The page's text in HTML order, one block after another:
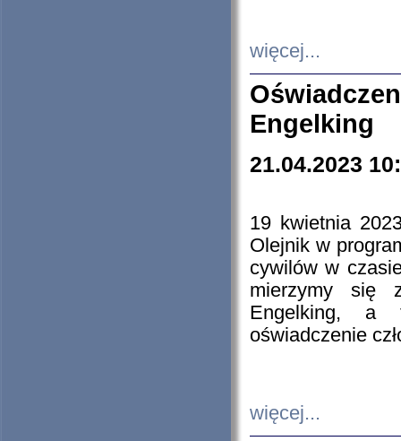
więcej...
Engelking
21.04.2023
19 kwietnia
Olejnik w
cywilów w
mierzymy się
Engelking, a
oświadczenie
więcej...